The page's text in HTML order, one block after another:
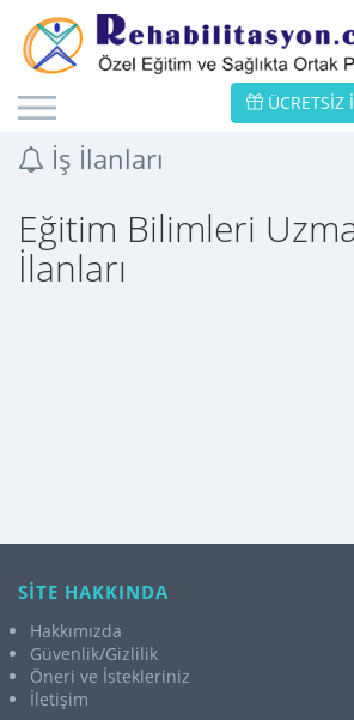
ÜCRETSİZ
İş İlanları
Eğitim Bilimleri
İlanları
SİTE HAKKINDA
Hakkımızda
Güvenlik/Gizlilik
Öneri ve İstekleriniz
İletişim